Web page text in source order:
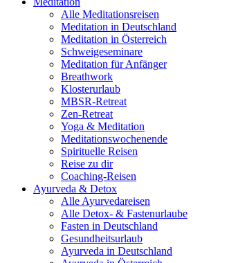
Alle Meditationsreisen
Meditation in Deutschland
Meditation in Österreich
Schweigeseminare
Meditation für Anfänger
Breathwork
Klosterurlaub
MBSR-Retreat
Zen-Retreat
Yoga & Meditation
Meditationswochenende
Spirituelle Reisen
Reise zu dir
Coaching-Reisen
Ayurveda & Detox
Alle Ayurvedareisen
Alle Detox- & Fastenurlaube
Fasten in Deutschland
Gesundheitsurlaub
Ayurveda in Deutschland